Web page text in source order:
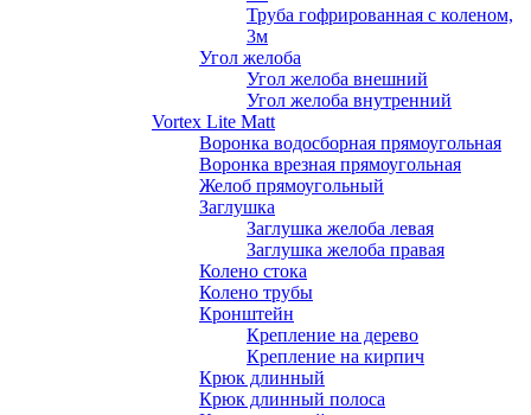
Труба гофрированная с коленом,
3м
Угол желоба
Угол желоба внешний
Угол желоба внутренний
Vortex Lite Matt
Воронка водосборная прямоугольная
Воронка врезная прямоугольная
Желоб прямоугольный
Заглушка
Заглушка желоба левая
Заглушка желоба правая
Колено стока
Колено трубы
Кронштейн
Крепление на дерево
Крепление на кирпич
Крюк длинный
Крюк длинный полоса